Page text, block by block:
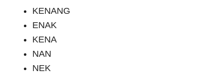
KENANG
ENAK
KENA
NAN
NEK